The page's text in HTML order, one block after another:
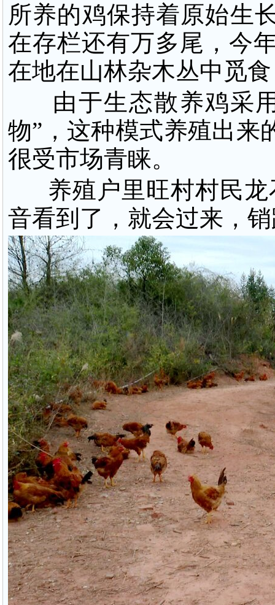
所养的鸡保持着原始生
在存栏还有万多尾，今
在地在山林杂木丛中觅
由于生态散养鸡采用
物”，这种模式养殖出来
很受市场青睐。
养殖户里旺村村民龙
音看到了，就会过来，